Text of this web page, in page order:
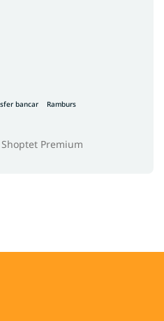
bancar Ramburs
Premium